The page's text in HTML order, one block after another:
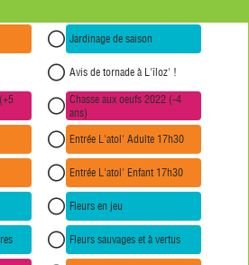
Jardinage de saison
Avis de tornade à L'îloz' !
Chasse aux oeufs 2022 (-4
ans)
Entrée L'atol' Adulte 17h30
Entrée L'atol' Enfant 17h30
Fleurs en jeu
Fleurs sauvages et à vertus